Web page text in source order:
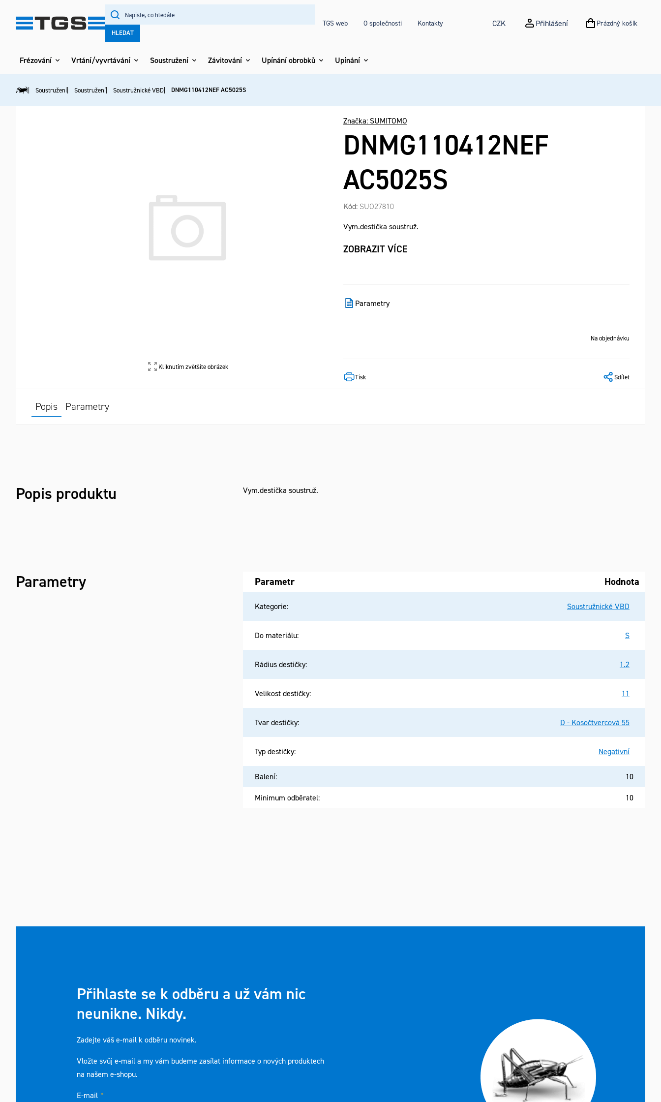
obsah
HLEDAT
TGS web O společnosti Kontakty CZK Přihlášení NÁKUPNÍ KOŠÍK
Prázdný košík
Frézování Vrtání/vyvrtávání Soustružení Závitování Upínání obrobků Upínání
Domů Soustružení Soustružení Soustružnické VBD DNMG110412NEF AC5025S
Kliknutím zvětšíte obrázek
DNMG110412NEF
AC5025S
Značka: SUMITOMO
Kód: SUO27810
Vym.destička soustruž.
ZOBRAZIT VÍCE
Tisk Sdílet
Na objednávku
Parametry
Popis Parametry
Popis produktu Vym.destička soustruž.
Parametry Parametr Hodnota
Kategorie: Soustružnické VBD
Do materiálu: S
Rádius destičky: 1.2
Velikost destičky: 11
Tvar destičky: D - Kosočtvercová 55
Typ destičky: Negativní
Balení: 10
Minimum odběratel: 10
Přihlaste se k odběru a už vám nic
neunikne. Nikdy.
Zadejte váš e-mail k odběru novinek.
Vložte svůj e-mail a my vám budeme zasílat informace o nových produktech
na našem e-shopu.
E-mail